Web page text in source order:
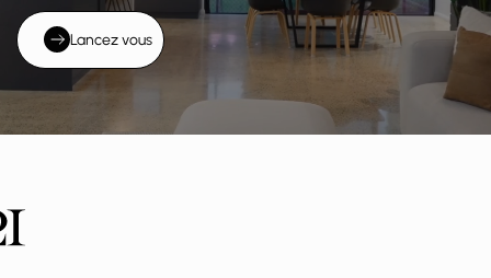
Lancez vous